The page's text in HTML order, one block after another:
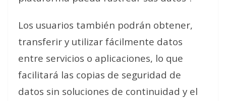
Los usuarios también podrán obtener,
transferir y utilizar fácilmente datos
entre servicios o aplicaciones, lo que
facilitará las copias de seguridad de
datos sin soluciones de continuidad y el